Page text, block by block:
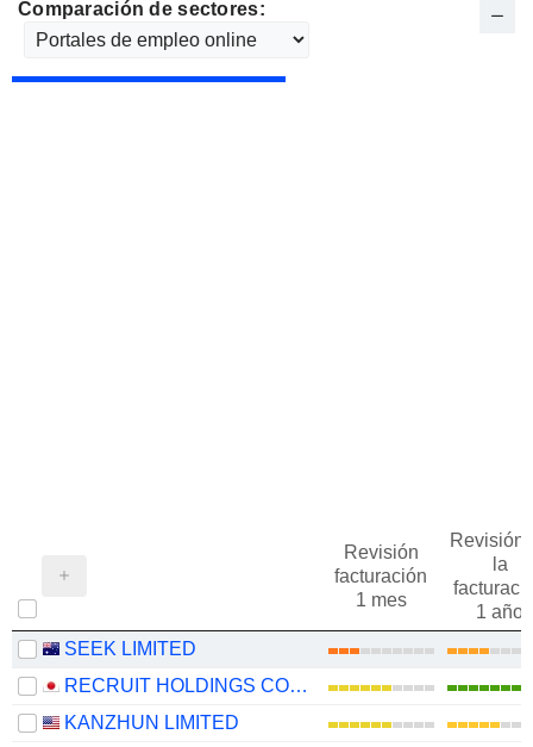
Comparación de sectores:
Revisión
facturación
1 mes
Revisión
la
1 año
SEEK LIMITED
RECRUIT HOLDINGS CO., LTD.
KANZHUN LIMITED